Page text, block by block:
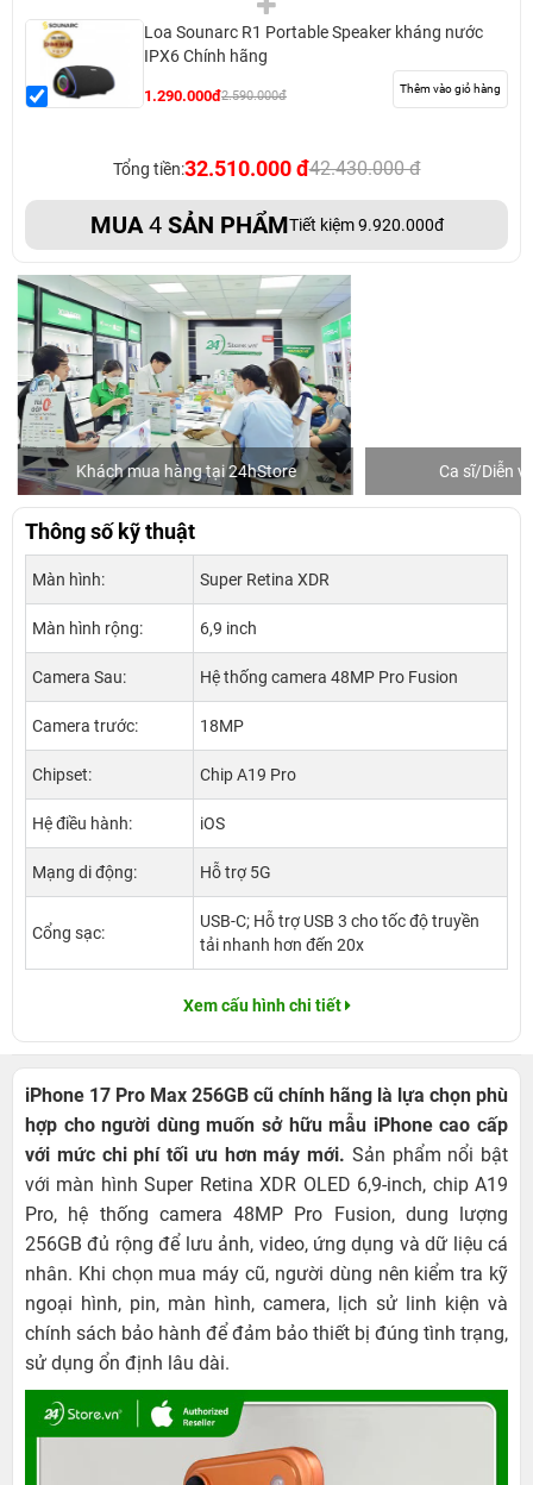
Loa Sounarc R1 Portable Speaker kháng nước
IPX6 Chính hãng
1.290.000đ2.590.000đ Thêm vào giỏ hàng
Tổng tiền:32.510.000 đ42.430.000 đ
MUA4SẢN PHẨMTiết kiệm 9.920.000đ
Khách mua hàng tại 24hStore Ca sĩ/Diễn
Thông số kỹ thuật
Màn hình: Super Retina XDR
Màn hình rộng: 6,9 inch
Camera Sau: Hệ thống camera 48MP Pro Fusion
Camera trước: 18MP
Chipset: Chip A19 Pro
Hệ điều hành: iOS
Mạng di động: Hỗ trợ 5G
Cổng sạc:
USB-C; Hỗ trợ USB 3 cho tốc độ truyền
tải nhanh hơn đến 20x
Xem cấu hình chi tiết
iPhone 17 Pro Max 256GB cũ chính hãng là lựa chọn phù
hợp cho người dùng muốn sở hữu mẫu iPhone cao cấp
với mức chi phí tối ưu hơn máy mới. Sản phẩm nổi bật
với màn hình Super Retina XDR OLED 6,9-inch, chip A19
Pro, hệ thống camera 48MP Pro Fusion, dung lượng
256GB đủ rộng để lưu ảnh, video, ứng dụng và dữ liệu cá
nhân. Khi chọn mua máy cũ, người dùng nên kiểm tra kỹ
ngoại hình, pin, màn hình, camera, lịch sử linh kiện và
chính sách bảo hành để đảm bảo thiết bị đúng tình trạng,
sử dụng ổn định lâu dài.